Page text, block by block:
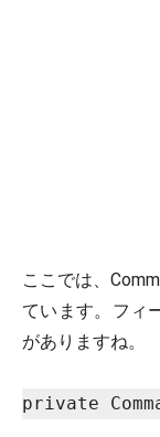
ここでは、
ています。フィ
がありますね。
private